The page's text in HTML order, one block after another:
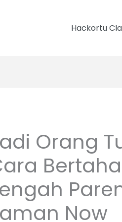
Hackortu
Orang
Now